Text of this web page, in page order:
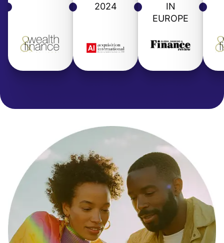
2024
IN
EUROPE